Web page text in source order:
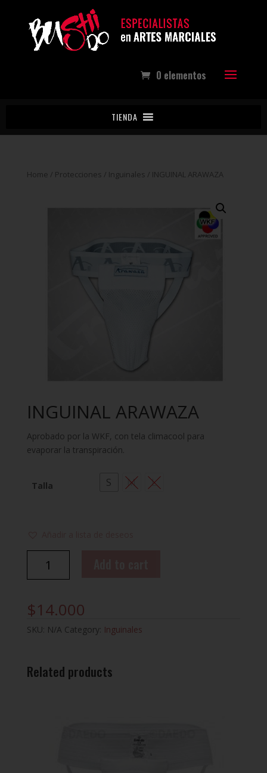
0 elementos
TIENDA
Home / Protecciones / Inguinales / INGUINAL ARAWAZA
INGUINAL ARAWAZA
Aprobado por la WKF, con tela climacool para
evaporar la transpiración.
Talla S M L
ARAWAZA
$14.000
SKU: N/A Category: Inguinales
Related products